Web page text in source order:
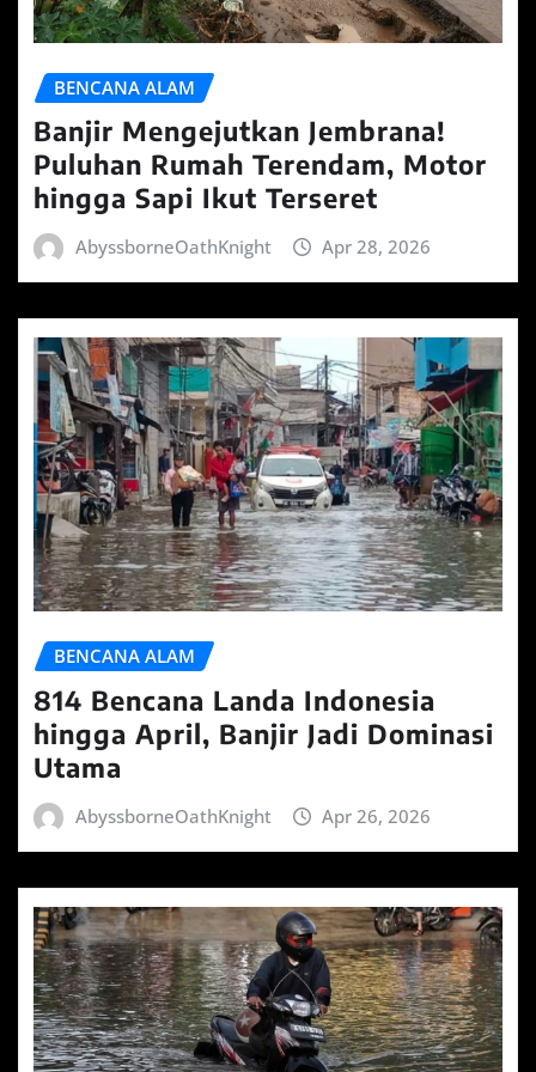
BENCANA ALAM
Banjir Mengejutkan Jembrana!
Puluhan Rumah Terendam, Motor
hingga Sapi Ikut Terseret
AbyssborneOathKnight Apr 28, 2026
BENCANA ALAM
814 Bencana Landa Indonesia
hingga April, Banjir Jadi Dominasi
Utama
AbyssborneOathKnight Apr 26, 2026